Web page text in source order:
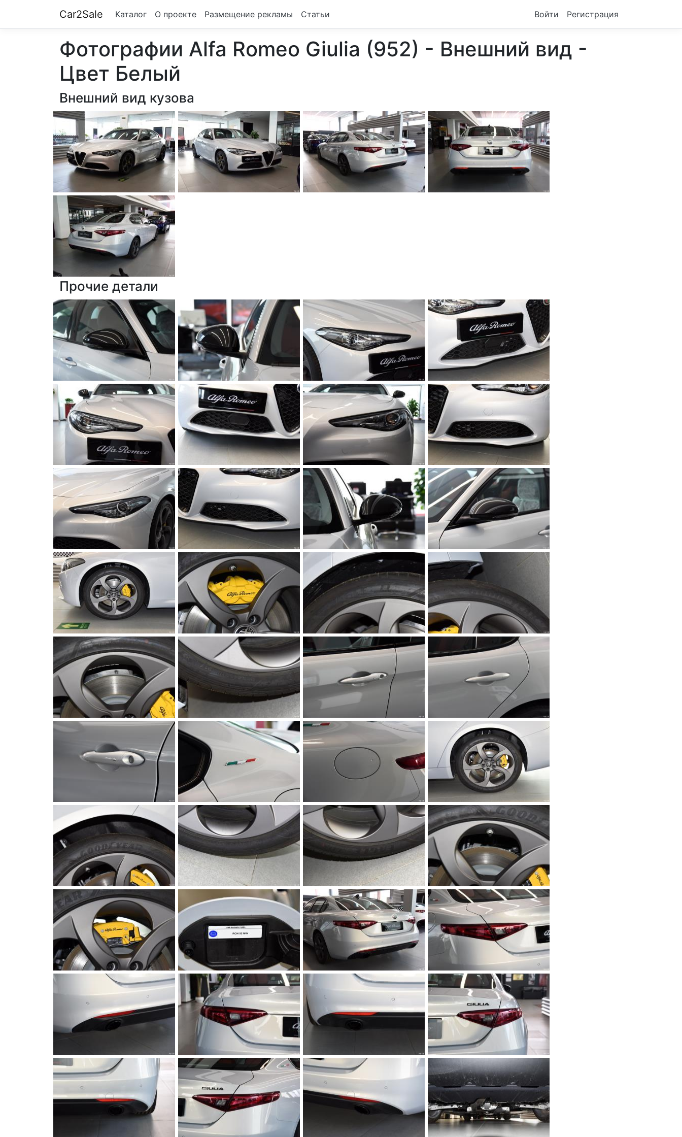
Car2Sale Каталог О проекте Размещение рекламы Статьи Войти Регистрация
Фотографии Alfa Romeo Giulia (952) - Внешний вид -
Цвет Белый
Внешний вид кузова
Прочие детали